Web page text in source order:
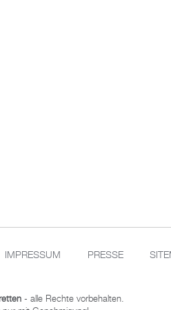
IMPRESSUM PRESSE
- alle Rechte vorbehalten.